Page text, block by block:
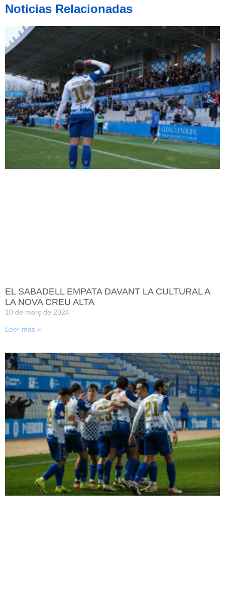
Noticias Relacionadas
EL SABADELL EMPATA DAVANT LA CULTURAL A
LA NOVA CREU ALTA
10 de març de 2024
Leer más »